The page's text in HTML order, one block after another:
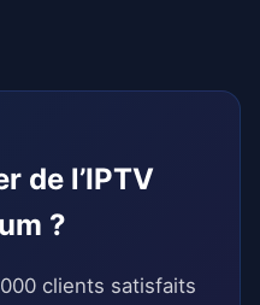
de l’IPTV
?
clients satisfaits